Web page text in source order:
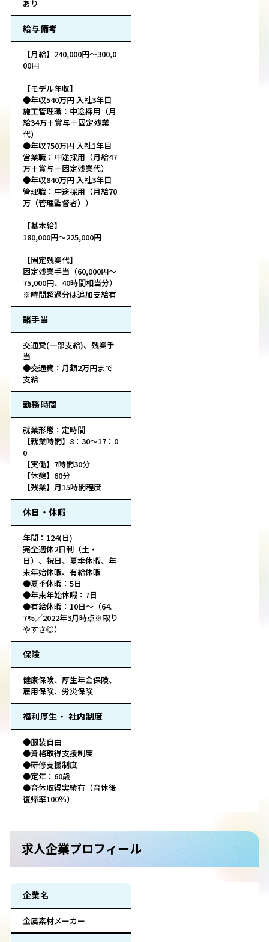
あり
給与備考
【月給】240,000円〜300,0
00円
【モデル年収】
●年収540万円 入社3年目
施工管理職：中途採用（月
給34万＋賞与＋固定残業
代）
●年収750万円 入社1年目
営業職：中途採用（月給47
万＋賞与＋固定残業代）
●年収840万円 入社3年目
管理職：中途採用（月給70
万（管理監督者））
【基本給】
180,000円〜225,000円
【固定残業代】
固定残業手当（60,000円〜
75,000円、40時間相当分）
※時間超過分は追加支給有
諸手当
交通費(一部支給)、残業手
当
●交通費：月額2万円まで
支給
勤務時間
就業形態：定時間
【就業時間】8：30～17：0
0
【実働】7時間30分
【休憩】60分
【残業】月15時間程度
休日・休暇
年間：124(日)
完全週休2日制（土・
日）、祝日、夏季休暇、年
末年始休暇、有給休暇
●夏季休暇：5日
●年末年始休暇：7日
●有給休暇：10日～（64.
7%／2022年3月時点※取り
やすさ◎）
保険
健康保険、厚生年金保険、
雇用保険、労災保険
福利厚生・ 社内制度
●服装自由
●資格取得支援制度
●研修支援制度
●定年：60歳
●育休取得実績有（育休後
復帰率100％）
求人企業プロフィール
企業名
金属素材メーカー